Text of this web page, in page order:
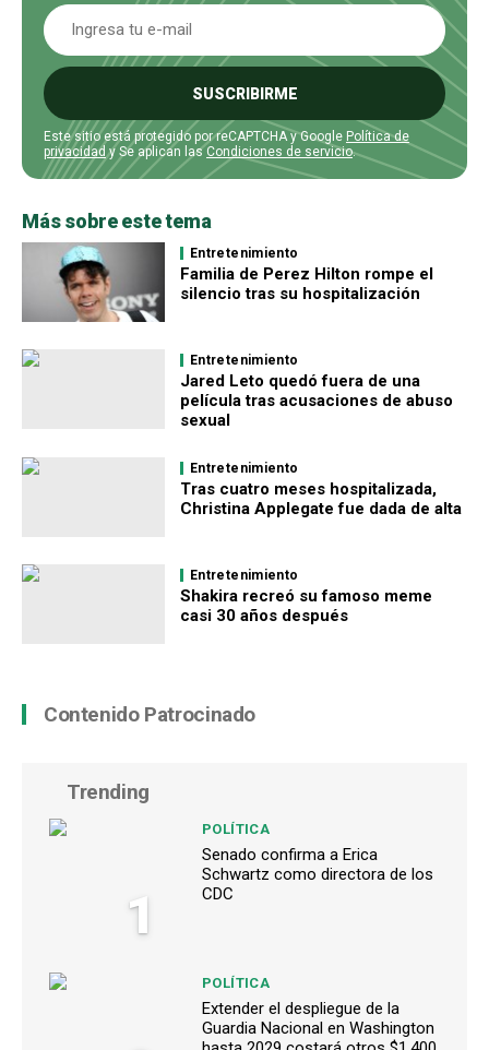
SUSCRIBIRME
Este sitio está protegido por reCAPTCHA y Google Política de
privacidad y Se aplican lasCondiciones de servicio.
Más sobre este tema
Entretenimiento
Familia de Perez Hilton rompe el
silencio tras su hospitalización
Entretenimiento
Jared Leto quedó fuera de una
película tras acusaciones de abuso
sexual
Entretenimiento
Tras cuatro meses hospitalizada,
Christina Applegate fue dada de alta
Entretenimiento
Shakira recreó su famoso meme
casi 30 años después
Contenido Patrocinado
Trending
1
POLÍTICA
Senado confirma a Erica
Schwartz como directora de los
CDC
POLÍTICA
Extender el despliegue de la
Guardia Nacional en Washington